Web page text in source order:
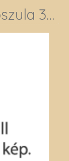
Pharmekal maca kapszula 300 mg 120 db